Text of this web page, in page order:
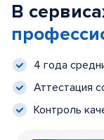
В
4 года
Аттестация
Контроль